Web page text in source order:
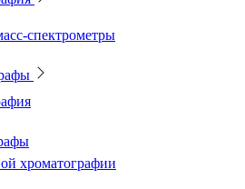
спектрометры
хроматографии